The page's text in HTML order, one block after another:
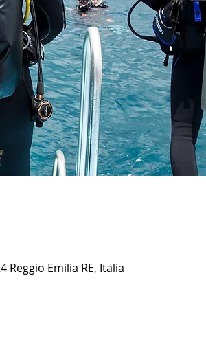
Reggio Emilia RE, Italia